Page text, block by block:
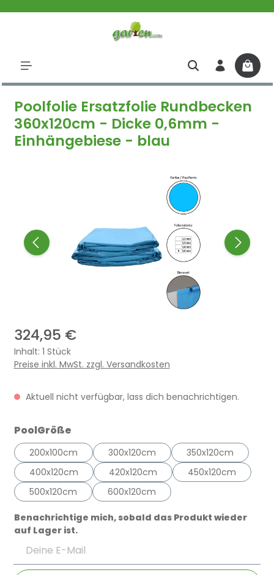
Poolfolie Ersatzfolie Rundbecken
360x120cm - Dicke 0,6mm -
Einhängebiese - blau
324,95 €
Inhalt: 1 Stück
Preise inkl. MwSt. zzgl. Versandkosten
Aktuell nicht verfügbar, lass dich benachrichtigen.
PoolGrößeauswählen
200x100cm 300x120cm
350x120cm
400x120cm
420x120cm
450x120cm
500x120cm
600x120cm
Benachrichtige mich, sobald das Produkt wieder
auf Lager ist.